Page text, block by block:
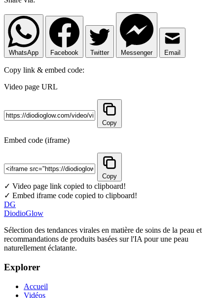
WhatsApp Facebook Twitter Messenger Email
Copy link & embed code:
Video page URL
Copy
Embed code (iframe)
Copy
✓ Video page link copied to clipboard!
✓ Embed iframe code copied to clipboard!
DG
DiodioGlow
Sélection des tendances virales en matière de soins de la peau et
recommandations de produits basées sur l'IA pour une peau
naturellement éclatante.
Explorer
Accueil
Vidéos